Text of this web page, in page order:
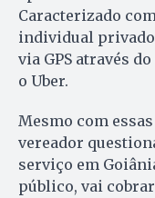
Caracterizado
individual
via GPS através
o Uber.
Mesmo com
vereador
serviço em
público, vai